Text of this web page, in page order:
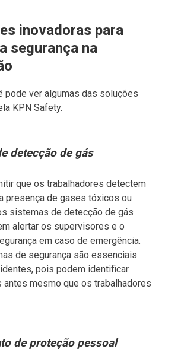
inovadoras para
segurança na
pode ver algumas das soluções
KPN Safety.
detecção de gás
que os trabalhadores detectem
presença de gases tóxicos ou
sistemas de detecção de gás
alertar os supervisores e o
em caso de emergência.
de segurança são essenciais
pois podem identificar
mesmo que os trabalhadores
de proteção pessoal